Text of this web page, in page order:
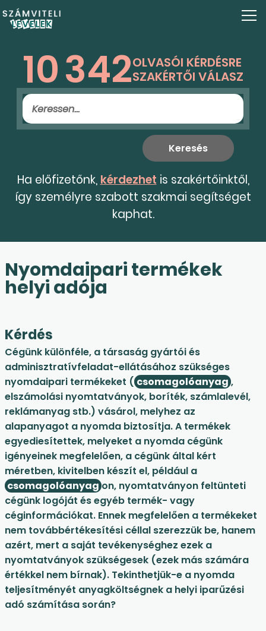
10342OLVASÓI KÉRDÉSRE
SZAKÉRTŐI VÁLASZ
Ha előfizetőnk, kérdezhet is szakértőinktől,
így személyre szabott szakmai segítséget
kaphat.
Nyomdaipari termékek
helyi adója
Kérdés
Cégünk különféle, a társaság gyártói és
adminisztratívfeladat-ellátásához szükséges
nyomdaipari termékeket ( csomagolóanyag ,
elszámolási nyomtatványok, boríték, számlalevél,
reklámanyag stb.) vásárol, melyhez az
alapanyagot a nyomda biztosítja. A termékek
egyediesítettek, melyeket a nyomda cégünk
igényeinek megfelelően, a cégünk által kért
méretben, kivitelben készít el, például a
csomagolóanyag on, nyomtatványon feltünteti
cégünk logóját és egyéb termék- vagy
céginformációkat. Ennek megfelelően a termékeket
nem továbbértékesítési céllal szerezzük be, hanem
azért, mert a saját tevékenységhez ezek a
nyomtatványok szükségesek (ezek más számára
értékkel nem bírnak). Tekinthetjük-e a nyomda
teljesítményét anyagköltségnek a helyi iparűzési
adó számítása során?